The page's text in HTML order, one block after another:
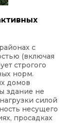
с
(включая
строгого
норм.
домов
здание не
силой
несущего
просадках